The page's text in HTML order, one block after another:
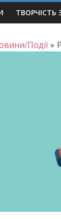
ТВОРЧІСТЬ
Події »